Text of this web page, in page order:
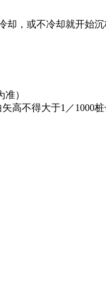
，或不冷却就开始沉
）
不得大于1／1000桩